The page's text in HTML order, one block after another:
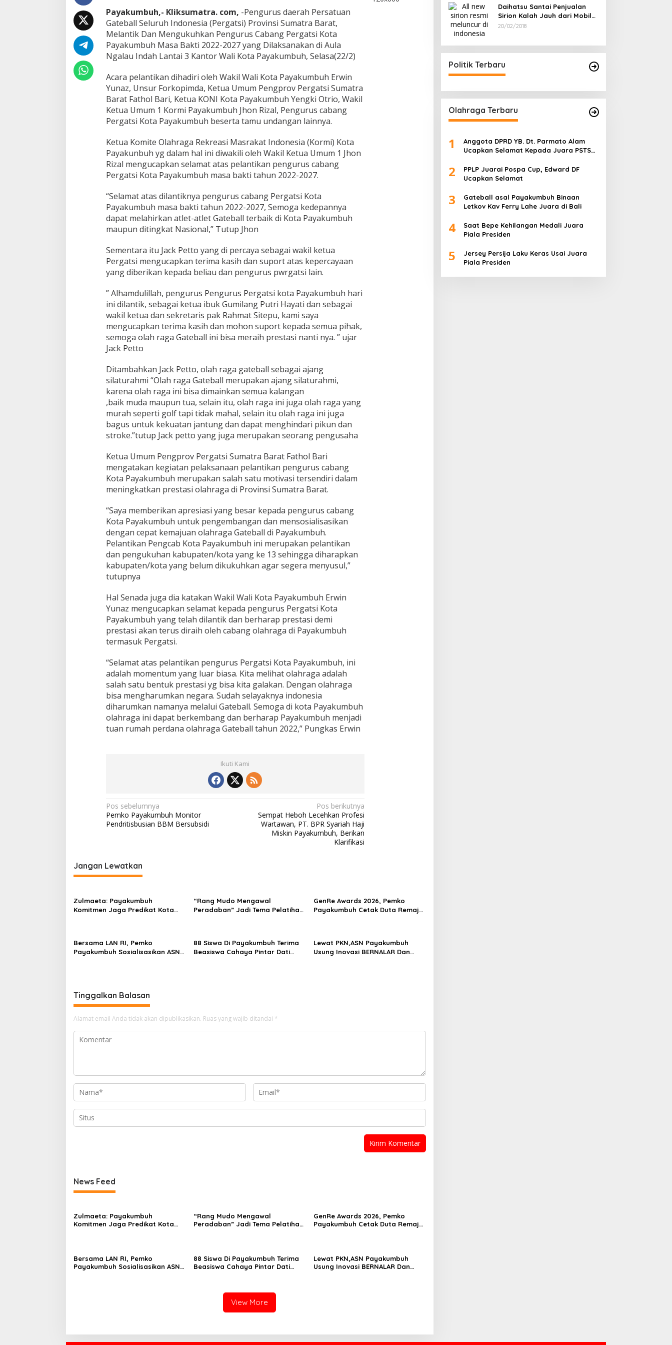
i
P
e
n
u
u
s
P
e
g
s
i
,
I
i
K
a
a
a
c
k
P
t
t
o
Payakumbuh,- Kliksumatra. com, -Pengurus daerah Persatuan
Gateball Seluruh Indonesia (Pergatsi) Provinsi Sumatra Barat,
Melantik Dan Mengukuhkan Pengurus Cabang Pergatsi Kota
Payakumbuh Masa Bakti 2022-2027 yang Dilaksanakan di Aula
Ngalau Indah Lantai 3 Kantor Wali Kota Payakumbuh, Selasa(22/2)
Acara pelantikan dihadiri oleh Wakil Wali Kota Payakumbuh Erwin
Yunaz, Unsur Forkopimda, Ketua Umum Pengprov Pergatsi Sumatra
Barat Fathol Bari, Ketua KONI Kota Payakumbuh Yengki Otrio, Wakil
Ketua Umum 1 Kormi Payakumbuh Jhon Rizal, Pengurus cabang
Pergatsi Kota Payakumbuh beserta tamu undangan lainnya.
Ketua Komite Olahraga Rekreasi Masrakat Indonesia (Kormi) Kota
Payakunbuh yg dalam hal ini diwakili oleh Wakil Ketua Umum 1 Jhon
Rizal mengucapkan selamat atas pelantikan pengurus cabang
Pergatsi Kota Payakumbuh masa bakti tahun 2022-2027.
“Selamat atas dilantiknya pengurus cabang Pergatsi Kota
Payakumbuh masa bakti tahun 2022-2027, Semoga kedepannya
dapat melahirkan atlet-atlet Gateball terbaik di Kota Payakumbuh
maupun ditingkat Nasional,” Tutup Jhon
Sementara itu Jack Petto yang di percaya sebagai wakil ketua
Pergatsi mengucapkan terima kasih dan suport atas kepercayaan
yang diberikan kepada beliau dan pengurus pwrgatsi lain.
” Alhamdulillah, pengurus Pengurus Pergatsi kota Payakumbuh hari
ini dilantik, sebagai ketua ibuk Gumilang Putri Hayati dan sebagai
wakil ketua dan sekretaris pak Rahmat Sitepu, kami saya
mengucapkan terima kasih dan mohon suport kepada semua pihak,
semoga olah raga Gateball ini bisa meraih prestasi nanti nya. ” ujar
Jack Petto
Ditambahkan Jack Petto, olah raga gateball sebagai ajang
silaturahmi “Olah raga Gateball merupakan ajang silaturahmi,
karena olah raga ini bisa dimainkan semua kalangan
,baik muda maupun tua, selain itu, olah raga ini juga olah raga yang
murah seperti golf tapi tidak mahal, selain itu olah raga ini juga
bagus untuk kekuatan jantung dan dapat menghindari pikun dan
stroke.”tutup Jack petto yang juga merupakan seorang pengusaha
Ketua Umum Pengprov Pergatsi Sumatra Barat Fathol Bari
mengatakan kegiatan pelaksanaan pelantikan pengurus cabang
Kota Payakumbuh merupakan salah satu motivasi tersendiri dalam
meningkatkan prestasi olahraga di Provinsi Sumatra Barat.
“Saya memberikan apresiasi yang besar kepada pengurus cabang
Kota Payakumbuh untuk pengembangan dan mensosialisasikan
dengan cepat kemajuan olahraga Gateball di Payakumbuh.
Pelantikan Pengcab Kota Payakumbuh ini merupakan pelantikan
dan pengukuhan kabupaten/kota yang ke 13 sehingga diharapkan
kabupaten/kota yang belum dikukuhkan agar segera menyusul,”
tutupnya
Hal Senada juga dia katakan Wakil Wali Kota Payakumbuh Erwin
Yunaz mengucapkan selamat kepada pengurus Pergatsi Kota
Payakumbuh yang telah dilantik dan berharap prestasi demi
prestasi akan terus diraih oleh cabang olahraga di Payakumbuh
termasuk Pergatsi.
“Selamat atas pelantikan pengurus Pergatsi Kota Payakumbuh, ini
adalah momentum yang luar biasa. Kita melihat olahraga adalah
salah satu bentuk prestasi yg bisa kita galakan. Dengan olahraga
bisa mengharumkan negara. Sudah selayaknya indonesia
diharumkan namanya melalui Gateball. Semoga di kota Payakumbuh
olahraga ini dapat berkembang dan berharap Payakumbuh menjadi
tuan rumah perdana olahraga Gateball tahun 2022,” Pungkas Erwin
Ikuti Kami
N
a
g
a
i
s
Pos sebelumnya
Pemko Payakumbuh Monitor
Pendritisbusian BBM Bersubsidi
Pos berikutnya
Sempat Heboh Lecehkan Profesi
Wartawan, PT. BPR Syariah Haji
Miskin Payakumbuh, Berikan
Klarifikasi
Jangan Lewatkan
Zulmaeta: Payakumbuh
Komitmen Jaga Predikat Kota
“Rang Mudo Mengawal
Peradaban” Jadi Tema Pelatihan
GenRe Awards 2026, Pemko
Payakumbuh Cetak Duta Remaja
Bersama LAN RI, Pemko
Payakumbuh Sosialisasikan ASN
88 Siswa Di Payakumbuh Terima
Beasiswa Cahaya Pintar Dati
Lewat PKN,ASN Payakumbuh
Usung Inovasi BERNALAR Dan
Tinggalkan Balasan
Alamat email Anda tidak akan dipublikasikan. Ruas yang wajib ditandai *
News Feed
Zulmaeta: Payakumbuh
Komitmen Jaga Predikat Kota
“Rang Mudo Mengawal
Peradaban” Jadi Tema Pelatihan
GenRe Awards 2026, Pemko
Payakumbuh Cetak Duta Remaja
Bersama LAN RI, Pemko
Payakumbuh Sosialisasikan ASN
88 Siswa Di Payakumbuh Terima
Beasiswa Cahaya Pintar Dati
Lewat PKN,ASN Payakumbuh
Usung Inovasi BERNALAR Dan
View More
Daihatsu Santai Penjualan
Sirion Kalah Jauh dari Mobil
LCGC
20/02/2018
Politik Terbaru
Olahraga Terbaru
1
Anggota DPRD YB. Dt. Parmato Alam
Ucapkan Selamat Kepada Juara PSTS
2
PPLP Juarai Pospa Cup, Edward DF
Ucapkan Selamat
3
Gateball asal Payakumbuh Binaan
Letkov Kav Ferry Lahe Juara di Bali
4
Saat Bepe Kehilangan Medali Juara
Piala Presiden
5
Jersey Persija Laku Keras Usai Juara
Piala Presiden